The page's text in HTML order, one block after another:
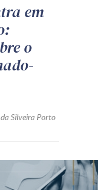
em
o
Silveira Porto